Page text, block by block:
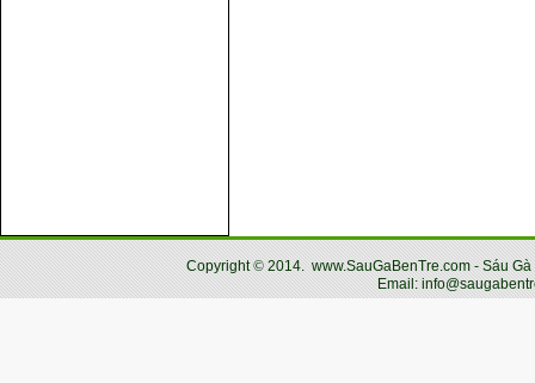
Copyright© 2014. www.SauGaBenTre.com - Sáu
Email: